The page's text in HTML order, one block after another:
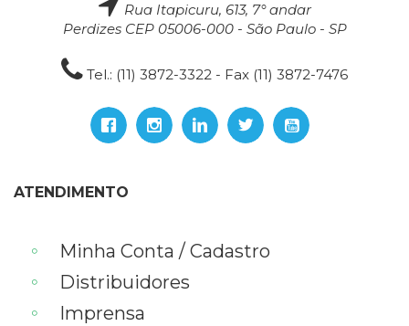
Rua Itapicuru, 613, 7° andar
Perdizes CEP 05006-000 - São Paulo - SP
Tel.: (11) 3872-3322 - Fax (11) 3872-7476
ATENDIMENTO
Minha Conta / Cadastro
Distribuidores
Imprensa